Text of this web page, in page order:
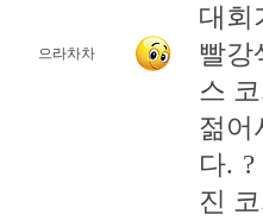
으라차차
대회
빨강
스
젊
다.
진